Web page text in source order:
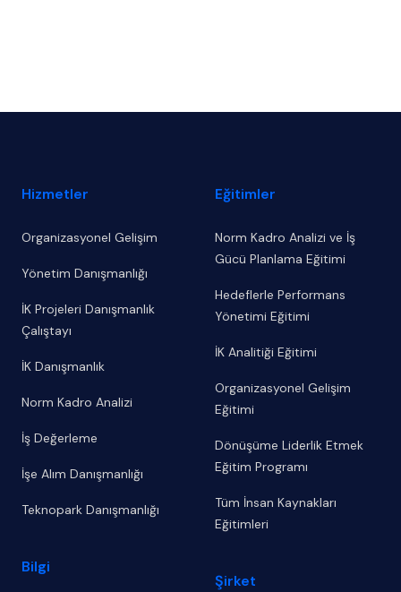
Hizmetler
Organizasyonel Gelişim
Yönetim Danışmanlığı
İK Projeleri Danışmanlık
Çalıştayı
İK Danışmanlık
Norm Kadro Analizi
İş Değerleme
İşe Alım Danışmanlığı
Teknopark Danışmanlığı
Bilgi
Eğitimler
Norm Kadro Analizi ve İş
Gücü Planlama Eğitimi
Hedeflerle Performans
Yönetimi Eğitimi
İK Analitiği Eğitimi
Organizasyonel Gelişim
Eğitimi
Dönüşüme Liderlik Etmek
Eğitim Programı
Tüm İnsan Kaynakları
Eğitimleri
Şirket